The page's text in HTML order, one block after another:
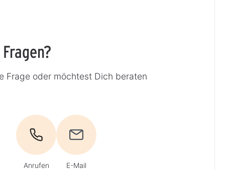
Frage oder möchtest Dich beraten
Anrufen E-Mail